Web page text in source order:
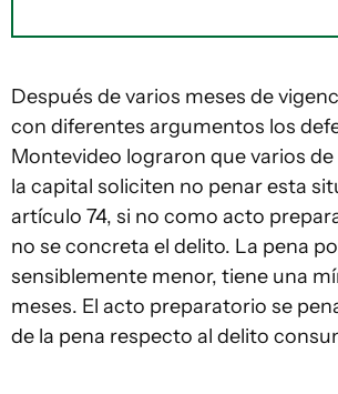
Después de varios meses de
con diferentes argumentos los
Montevideo lograron que varios de
la capital soliciten no penar esta
artículo 74, si no como acto
no se concreta el delito. La pena
sensiblemente menor, tiene una
meses. El acto preparatorio se
de la pena respecto al delito